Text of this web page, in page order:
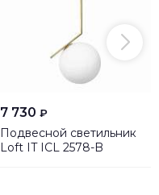
7 730 ₽
Подвесной светильник
Loft IT ICL 2578-B